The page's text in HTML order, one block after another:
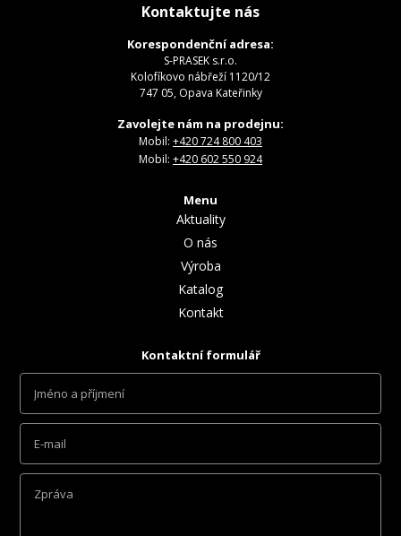
Kontaktujte nás
Korespondenční adresa:
S-PRASEK s.r.o.
Kolofíkovo nábřeží 1120/12
747 05, Opava Kateřinky
Zavolejte nám na prodejnu:
Mobil: +420 724 800 403
Mobil: +420 602 550 924
Menu
Aktuality
O nás
Výroba
Katalog
Kontakt
Kontaktní formulář